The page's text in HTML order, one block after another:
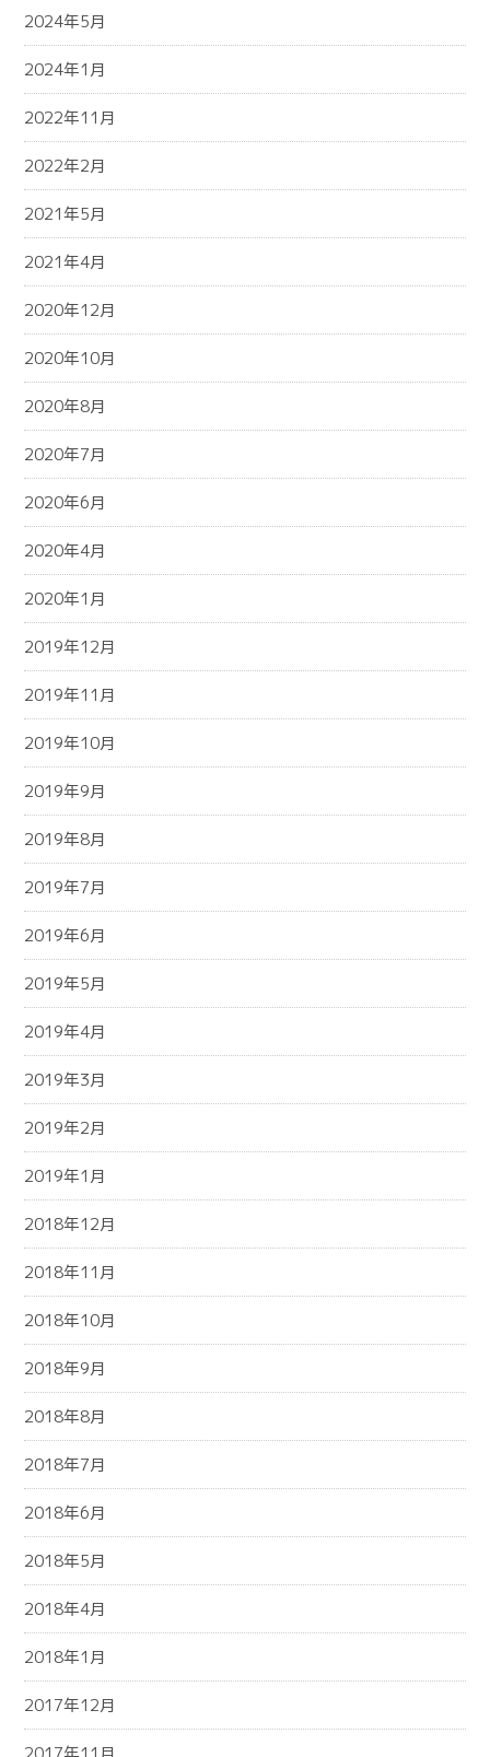
2024年5月
2024年1月
2022年11月
2022年2月
2021年5月
2021年4月
2020年12月
2020年10月
2020年8月
2020年7月
2020年6月
2020年4月
2020年1月
2019年12月
2019年11月
2019年10月
2019年9月
2019年8月
2019年7月
2019年6月
2019年5月
2019年4月
2019年3月
2019年2月
2019年1月
2018年12月
2018年11月
2018年10月
2018年9月
2018年8月
2018年7月
2018年6月
2018年5月
2018年4月
2018年1月
2017年12月